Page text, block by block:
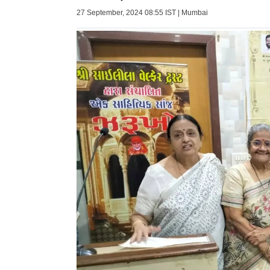
27 September, 2024 08:55 IST | Mumbai